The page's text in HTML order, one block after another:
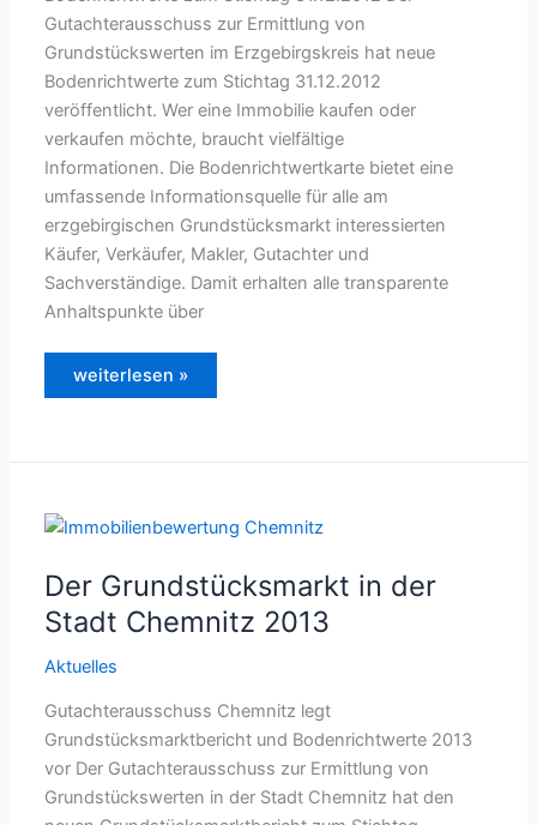
Gutachterausschuss zur Ermittlung von
Grundstückswerten im Erzgebirgskreis hat neue
Bodenrichtwerte zum Stichtag 31.12.2012
veröffentlicht. Wer eine Immobilie kaufen oder
verkaufen möchte, braucht vielfältige
Informationen. Die Bodenrichtwertkarte bietet eine
umfassende Informationsquelle für alle am
erzgebirgischen Grundstücksmarkt interessierten
Käufer, Verkäufer, Makler, Gutachter und
Sachverständige. Damit erhalten alle transparente
Anhaltspunkte über
Der
weiterlesen »
Der Grundstücksmarkt in der
Stadt Chemnitz 2013
Aktuelles
Gutachterausschuss Chemnitz legt
Grundstücksmarktbericht und Bodenrichtwerte 2013
vor Der Gutachterausschuss zur Ermittlung von
Grundstückswerten in der Stadt Chemnitz hat den